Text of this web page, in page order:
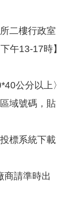
二樓行政室
午13-17時】
公分以上〉
域號碼，貼
標系統下載
商請準時出